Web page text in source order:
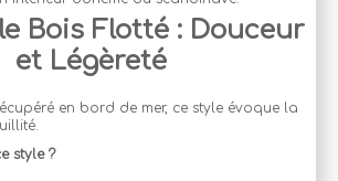
Bois Flotté : Douceur
et Légèreté
en bord de mer, ce style évoque la
style ?